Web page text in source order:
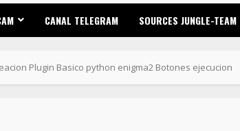
CANAL TELEGRAM SOURCES JUNGLE-TEAM
Plugin Basico python enigma2 Botones ejecucion